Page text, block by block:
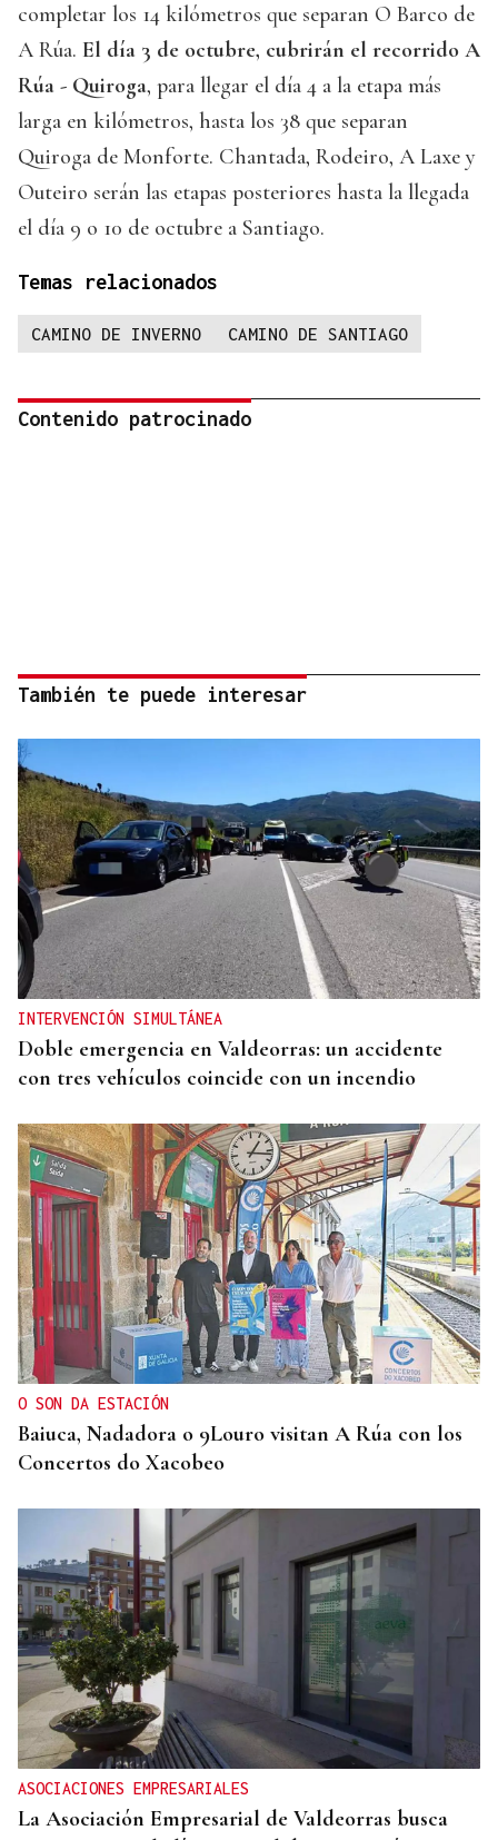
completar los 14 kilómetros que separan O Barco de
A Rúa. El día 3 de octubre, cubrirán el recorrido A
Rúa - Quiroga, para llegar el día 4 a la etapa más
larga en kilómetros, hasta los 38 que separan
Quiroga de Monforte. Chantada, Rodeiro, A Laxe y
Outeiro serán las etapas posteriores hasta la llegada
el día 9 o 10 de octubre a Santiago.
Temas relacionados
CAMINO DE INVERNO CAMINO DE SANTIAGO
Contenido patrocinado
También te puede interesar
INTERVENCIÓN SIMULTÁNEA
Doble emergencia en Valdeorras: un accidente
con tres vehículos coincide con un incendio
O SON DA ESTACIÓN
Baiuca, Nadadora o 9Louro visitan A Rúa con los
Concertos do Xacobeo
ASOCIACIONES EMPRESARIALES
La Asociación Empresarial de Valdeorras busca